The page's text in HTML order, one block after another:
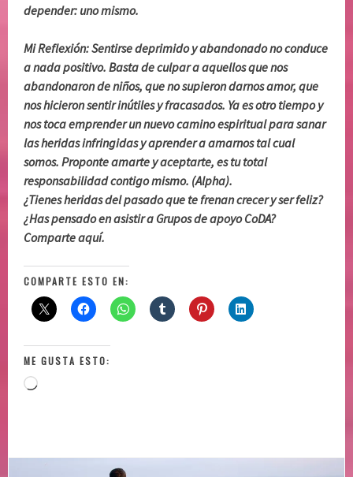
depender: uno mismo.
Mi Reflexión: Sentirse deprimido y abandonado no conduce
a nada positivo. Basta de culpar a aquellos que nos
abandonaron de niños, que no supieron darnos amor, que
nos hicieron sentir inútiles y fracasados. Ya es otro tiempo y
nos toca emprender un nuevo camino espiritual para sanar
las heridas infringidas y aprender a amarnos tal cual
somos. Proponte amarte y aceptarte, es tu total
responsabilidad contigo mismo. (Alpha).
¿Tienes heridas del pasado que te frenan crecer y ser feliz?
¿Has pensado en asistir a Grupos de apoyo CoDA?
Comparte aquí.
COMPARTE ESTO EN:
ME GUSTA ESTO:
Loading…